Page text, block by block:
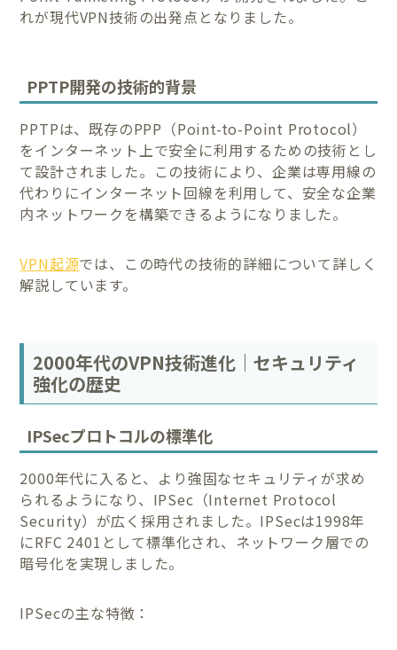
れが現代VPN技術の出発点となりました。
PPTP開発の技術的背景
PPTPは、既存のPPP（Point-to-Point Protocol）
をインターネット上で安全に利用するための技術とし
て設計されました。この技術により、企業は専用線の
代わりにインターネット回線を利用して、安全な企業
内ネットワークを構築できるようになりました。
VPN起源では、この時代の技術的詳細について詳しく
解説しています。
2000年代のVPN技術進化｜セキュリティ
強化の歴史
IPSecプロトコルの標準化
2000年代に入ると、より強固なセキュリティが求め
られるようになり、IPSec（Internet Protocol
Security）が広く採用されました。IPSecは1998年
にRFC 2401として標準化され、ネットワーク層での
暗号化を実現しました。
IPSecの主な特徴：